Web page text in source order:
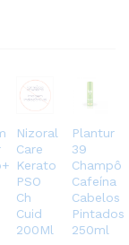
Nizoral
Care
Kerato
PSO
Ch
Cuid
200Ml
Plantur
39
Champô
Cafeína
Cabelos
Pintados
250ml